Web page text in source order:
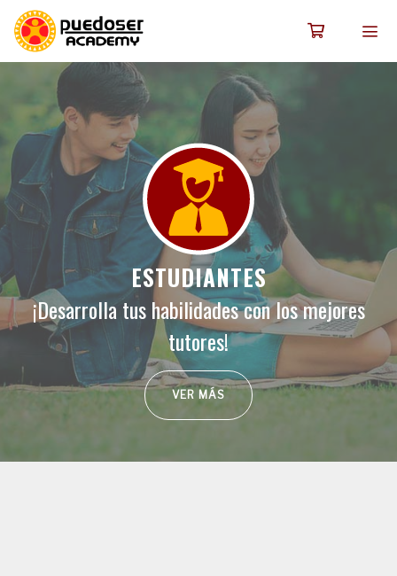
ESTUDIANTES
¡Desarrolla tus habilidades con los mejores
tutores!
VER MÁS